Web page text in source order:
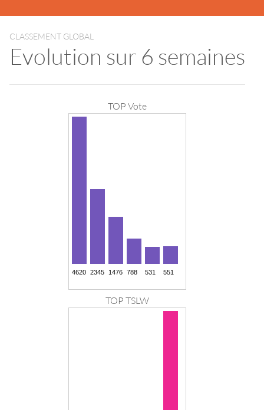
CLASSEMENT GLOBAL
Evolution sur 6 semaines
TOP Vote
TOP TSLW